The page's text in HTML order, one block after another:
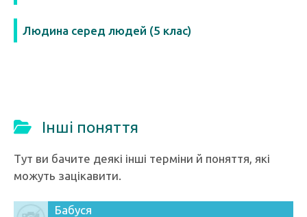
Людина серед людей (5 клас)
Інші поняття
Тут ви бачите деякі інші терміни й поняття, які
можуть зацікавити.
Бабуся